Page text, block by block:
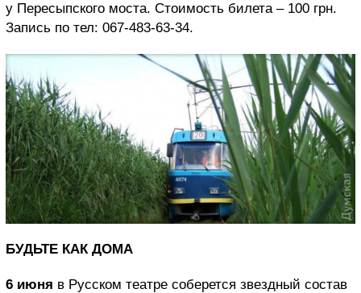
у Пересыпского моста. Стоимость билета – 100 грн.
Запись по тел: 067-483-63-34.
БУДЬТЕ КАК ДОМА
6 июня в Русском театре соберется звездный состав